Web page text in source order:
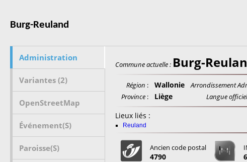
Burg-Reuland
Administration
Variantes (2)
OpenStreetMap
Événement(s)
Paroisse(s)
Commune actuelle : Burg-
Région : Wallonie Arrondissement
Province : Liège Langue
Lieux liés :
Reuland
Ancien code postal
4790